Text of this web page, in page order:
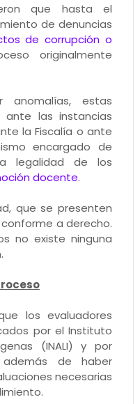
que hasta el
de denuncias
de corrupción o
originalmente
anomalías, estas
ante las instancias
la Fiscalía o ante
encargado de
legalidad de los
docente.
que se presenten
a derecho.
no existe ninguna
los evaluadores
por el Instituto
(INALI) y por
además de haber
necesarias